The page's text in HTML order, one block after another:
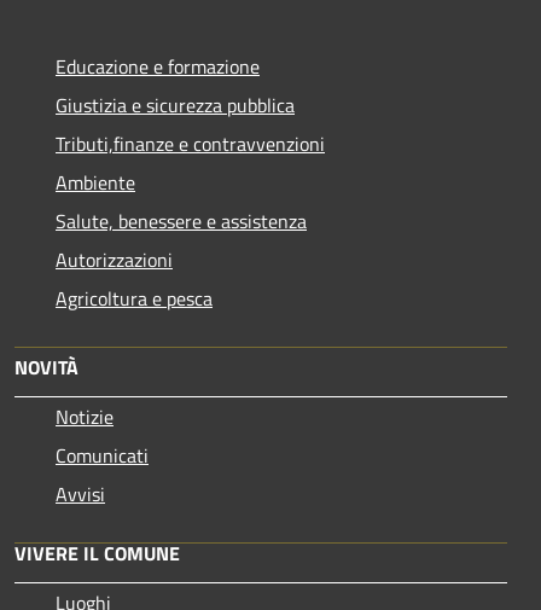
Educazione e formazione
Giustizia e sicurezza pubblica
Tributi,finanze e contravvenzioni
Ambiente
Salute, benessere e assistenza
Autorizzazioni
Agricoltura e pesca
NOVITÀ
Notizie
Comunicati
Avvisi
VIVERE IL COMUNE
Luoghi